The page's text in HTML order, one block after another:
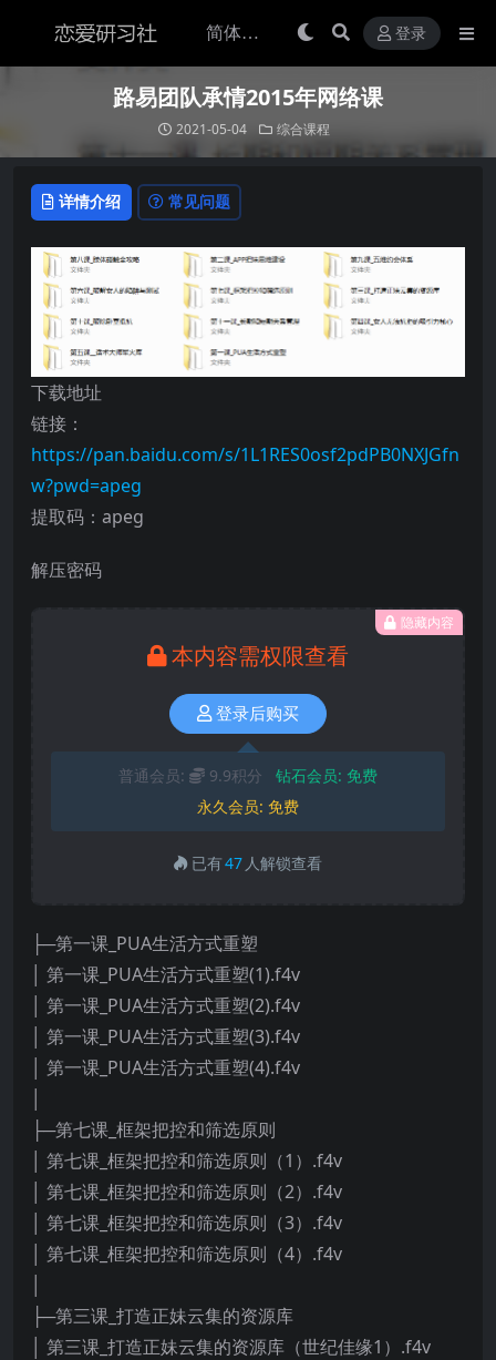
登录
路易团队承情2015年网络课
2021-05-04 综合课程
详情介绍 常见问题
下载地址
链接：
https://pan.baidu.com/s/1L1RES0osf2pdPB0NXJGfn
w?pwd=apeg
提取码：apeg
解压密码
隐藏内容
本内容需权限查看
登录后购买
普通会员: 9.9积分 钻石会员: 免费
永久会员: 免费
已有47 人解锁查看
├─第一课_PUA生活方式重塑
│ 第一课_PUA生活方式重塑(1).f4v
│ 第一课_PUA生活方式重塑(2).f4v
│ 第一课_PUA生活方式重塑(3).f4v
│ 第一课_PUA生活方式重塑(4).f4v
├─第七课_框架把控和筛选原则
│ 第七课_框架把控和筛选原则（1）.f4v
│ 第七课_框架把控和筛选原则（2）.f4v
│ 第七课_框架把控和筛选原则（3）.f4v
│ 第七课_框架把控和筛选原则（4）.f4v
├─第三课_打造正妹云集的资源库
│ 第三课_打造正妹云集的资源库（世纪佳缘1）.f4v